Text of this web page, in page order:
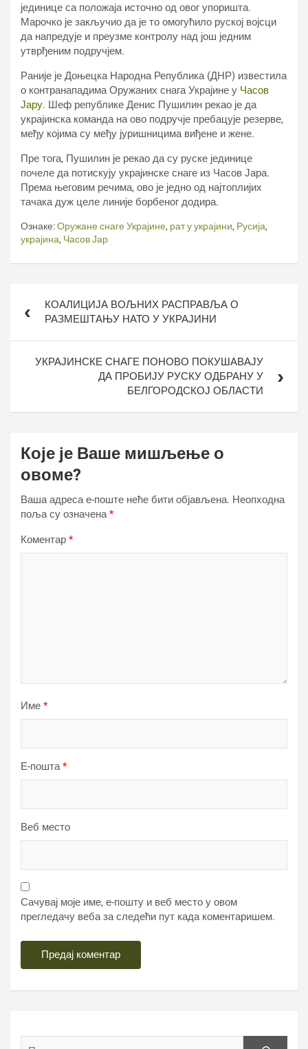
јединице са положаја источно од овог упоришта.
Марочко је закључио да је то омогућило руској војсци
да напредује и преузме контролу над још једним
утврђеним подручјем.
Раније је Доњецка Народна Република (ДНР) известила
о контранападима Оружаних снага Украјине у Часов
Јару. Шеф републике Денис Пушилин рекао је да
украјинска команда на ово подручје пребацује резерве,
међу којима су међу јуришницима виђене и жене.
Пре тога, Пушилин је рекао да су руске јединице
почеле да потискују украјинске снаге из Часов Јара.
Према његовим речима, ово је једно од најтоплијих
тачака дуж целе линије борбеног додира.
Ознаке:Оружане снаге Украјине, рат у украјини, Русија,
украјина, Часов Јар
чланкаКОАЛИЦИЈА ВОЉНИХ РАСПРАВЉА О
РАЗМЕШТАЊУ НАТО У УКРАЈИНИ
УКРАЈИНСКЕ СНАГЕ ПОНОВО ПОКУШАВАЈУ
ДА ПРОБИЈУ РУСКУ ОДБРАНУ У
БЕЛГОРОДСКОЈ ОБЛАСТИ
Које је Ваше мишљење о
овоме?
Ваша адреса е-поште неће бити објављена. Неопходна
поља су означена*
Коментар *
Име *
Е-пошта*
Веб место
Сачувај моје име, е-пошту и веб место у овом
прегледачу веба за следећи пут када коментаришем.